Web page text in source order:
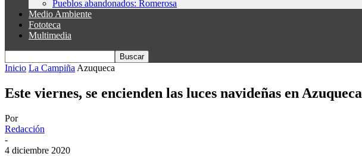
Pueblos abandonados: Romerosa
Medio Ambiente
Fototeca
Multimedia
Inicio La Campiña Azuqueca
Este viernes, se encienden las luces navideñas en Azuqueca
Por
Redacción
-
4 diciembre 2020